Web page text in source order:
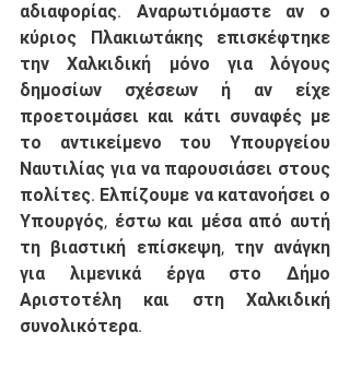
αδιαφορίας. Αναρωτιόμαστε αν ο
κύριος Πλακιωτάκης επισκέφτηκε
την Χαλκιδική μόνο για λόγους
δημοσίων σχέσεων ή αν είχε
προετοιμάσει και κάτι συναφές με
το αντικείμενο του Υπουργείου
Ναυτιλίας για να παρουσιάσει στους
πολίτες. Ελπίζουμε να κατανοήσει ο
Υπουργός, έστω και μέσα από αυτή
τη βιαστική επίσκεψη, την ανάγκη
για λιμενικά έργα στο Δήμο
Αριστοτέλη και στη Χαλκιδική
συνολικότερα.